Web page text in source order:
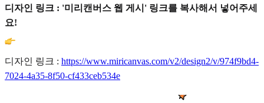
디자인 링크 : '미리캔버스 웹 게시' 링크를 복사해서 넣어주세
요!
디자인 링크 : https://www.miricanvas.com/v2/design2/v/974f9bd4-
7024-4a35-8f50-cf433ceb534e